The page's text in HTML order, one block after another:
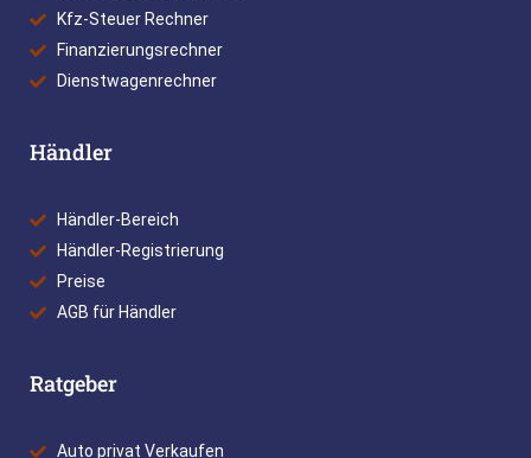
Kfz-Steuer Rechner
Finanzierungsrechner
Dienstwagenrechner
Händler
Händler-Bereich
Händler-Registrierung
Preise
AGB für Händler
Ratgeber
Auto privat Verkaufen